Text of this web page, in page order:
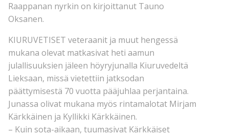
Raappanan nyrkin on kirjoittanut Tauno
Oksanen.
KIURUVETISET veteraanit ja muut hengessä
mukana olevat matkasivat heti aamun
julallisuuksien jäleen höyryjunalla Kiuruvedeltä
Lieksaan, missä vietettiin jatksodan
päättymisestä 70 vuotta pääjuhlaa perjantaina.
Junassa olivat mukana myös rintamalotat Mirjam
Kärkkäinen ja Kyllikki Kärkkäinen.
– Kuin sota-aikaan, tuumasivat Kärkkäiset